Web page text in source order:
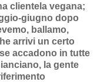
clientela vegana;
giugno dopo
ballamo,
arrivi un certo
accadono in tutte
la gente